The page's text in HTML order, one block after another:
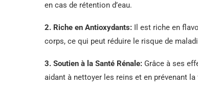
en cas de rétention d’eau.
2. Riche en Antioxydants: Il est riche en
corps, ce qui peut réduire le risque de
3. Soutien à la Santé Rénale: Grâce à ses
aidant à nettoyer les reins et en prévenant